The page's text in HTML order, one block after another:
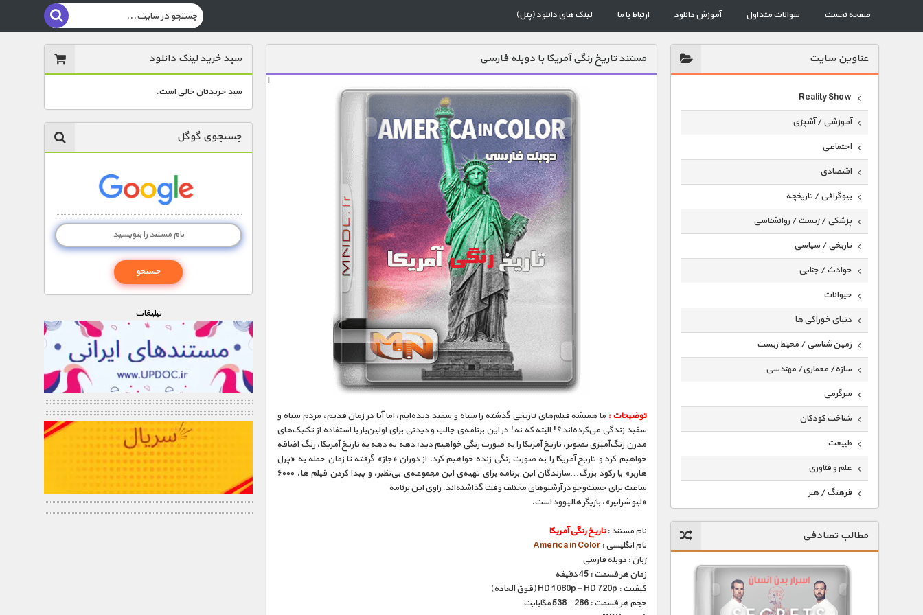
صفحه نخست سوالات متداول آموزش دانلود ارتباط با ما لینک های دانلود (پنل)
عناوين سايت
Reality Show
آموزشی / آشپزی
اجتماعی
اقتصادی
بیوگرافی / تاریخچه
پزشکی / زیست / روانشناسی
تاریخی / سیاسی
حوادث / جنایی
حیوانات
دنیای خوراکی ها
زمین شناسی / محیط زیست
سازه/ معماری/ مهندسی
سرگرمی
شناخت کودکان
طبیعت
علم و فناوری
فرهنگ / هنر
گردشگری
ماورایی
مسابقات / ورزشی
مطالب تصادفي
مستند تاریخ رنگی آمریکا با دوبله فارسی
ا
توضیحات : ما همیشه فیلم‌های تاریخی گذشته را سیاه و سفید دیده‌ایم، اما آیا در زمان قدیم، مردم سیاه و
سفید زندگی می‌کرده‌اند؟! البته که نه! در این برنامه‌ی جالب و دیدنی برای اولین‌بار با استفاده از تکنیک‌های
مدرن رنگ‌آمیزی تصویر، تاریخ آمریکا را به صورت رنگی خواهیم دید: دهه به دهه به تاریخ آمریکا، رنگ اضافه
خواهیم کرد و تاریخ آمریکا را به صورت رنگی زنده خواهیم کرد. از دوران «جاز» گرفته تا زمان حمله به «پرل
هاربر» یا رکود بزرگ…سازندگان این برنامه برای تهیه‌ی این مجموعه‌ی بی‌نظیر، و پیدا کردن فیلم ها، ۶۰۰۰
ساعت برای جست‌و‌جو در آرشیوهای مختلف وقت گذاشته‌اند. راوی این برنامه
«لیو شرایبر»، بازیگر هالیوود است.
نام مستند :تاریخ رنگی آمریکا
نام انگلیسی :America in Color
زبان : دوبله فارسی
زمان هر قسمت : 45 دقیقه
کیفیت : HD 1080p – HD 720p (فوق العاده)
حجم هر قسمت : 286 – 538 مگابایت
سبد خرید لینک دانلود
سبد خریدتان خالی است.
جستجوی گوگل
تبليغات